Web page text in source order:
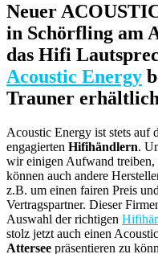
Neuer
in Schörfling am
das Hifi
Acoustic Energy
Trauner
Acoustic Energy ist stets auf
engagierten Hifihändlern.
wir einigen Aufwand treiben,
können auch andere
z.B. um einen fairen Preis
Vertragspartner. Dieser
Auswahl der richtigen
stolz jetzt auch einen
Attersee präsentieren zu